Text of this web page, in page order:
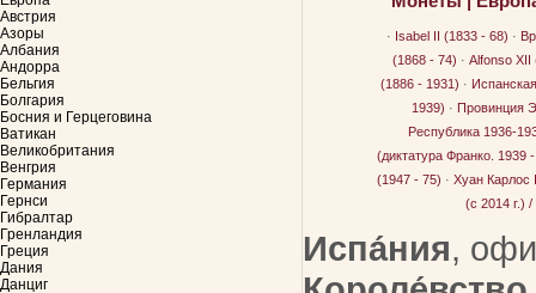
Австрия
Азоры
Албания
Андорра
Бельгия
Болгария
Босния и Герцеговина
Ватикан
Великобритания
Венгрия
Германия
Гернси
Гибралтар
Гренландия
Греция
Дания
Данциг
· Isabel II (1833 - 68) ·
(1868 - 74) · Alfonso XII
(1886 - 1931) ·
1939) · Провинция
Республика 1936-
(диктатура Франко. 1939
(1947 - 75) · Хуан Карлос
(с 2014 г.)
Испа́ния,